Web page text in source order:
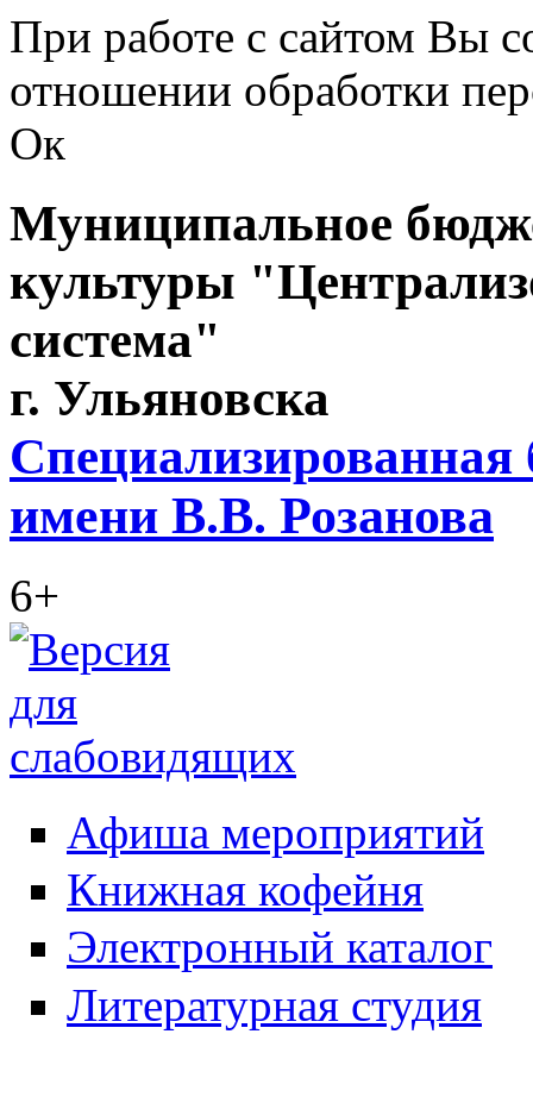
Перейти к основному содержанию
При работе с сайтом Вы
отношении обработки
Ок
Муниципальное
культуры
система"
г. Ульяновска
имени В.В. Розанова
6+
Афиша мероприятий
Книжная кофейня
Электронный каталог
Литературная студия